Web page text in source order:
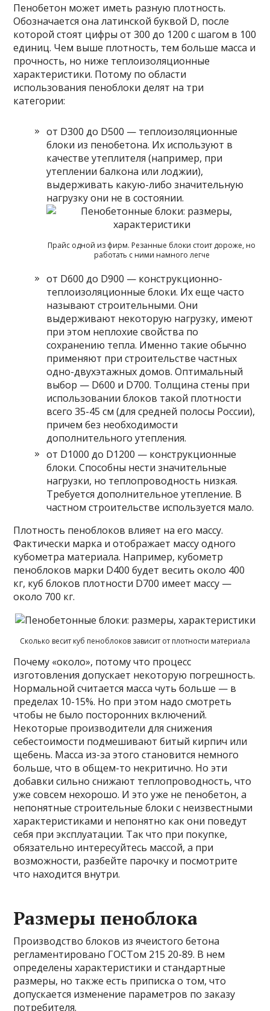
Пенобетон может иметь разную плотность.
Обозначается она латинской буквой D, после
которой стоят цифры от 300 до 1200 с шагом в 100
единиц. Чем выше плотность, тем больше масса и
прочность, но ниже теплоизоляционные
характеристики. Потому по области
использования пеноблоки делят на три
категории:
от D300 до D500 — теплоизоляционные
блоки из пенобетона. Их используют в
качестве утеплителя (например, при
утеплении балкона или лоджии),
выдерживать какую-либо значительную
нагрузку они не в состоянии.
Прайс одной из фирм. Резанные блоки стоит дороже, но
работать с ними намного легче
от D600 до D900 — конструкционно-
теплоизоляционные блоки. Их еще часто
называют строительными. Они
выдерживают некоторую нагрузку, имеют
при этом неплохие свойства по
сохранению тепла. Именно такие обычно
применяют при строительстве частных
одно-двухэтажных домов. Оптимальный
выбор — D600 и D700. Толщина стены при
использовании блоков такой плотности
всего 35-45 см (для средней полосы России),
причем без необходимости
дополнительного утепления.
от D1000 до D1200 — конструкционные
блоки. Способны нести значительные
нагрузки, но теплопроводность низкая.
Требуется дополнительное утепление. В
частном строительстве используется мало.
Плотность пеноблоков влияет на его массу.
Фактически марка и отображает массу одного
кубометра материала. Например, кубометр
пеноблоков марки D400 будет весить около 400
кг, куб блоков плотности D700 имеет массу —
около 700 кг.
Сколько весит куб пеноблоков зависит от плотности материала
Почему «около», потому что процесс
изготовления допускает некоторую погрешность.
Нормальной считается масса чуть больше — в
пределах 10-15%. Но при этом надо смотреть
чтобы не было посторонних включений.
Некоторые производители для снижения
себестоимости подмешивают битый кирпич или
щебень. Масса из-за этого становится немного
больше, что в общем-то некритично. Но эти
добавки сильно снижают теплопроводность, что
уже совсем нехорошо. И это уже не пенобетон, а
непонятные строительные блоки с неизвестными
характеристиками и непонятно как они поведут
себя при эксплуатации. Так что при покупке,
обязательно интересуйтесь массой, а при
возможности, разбейте парочку и посмотрите
что находится внутри.
Размеры пеноблока
Производство блоков из ячеистого бетона
регламентировано ГОСТом 215 20-89. В нем
определены характеристики и стандартные
размеры, но также есть приписка о том, что
допускается изменение параметров по заказу
потребителя.